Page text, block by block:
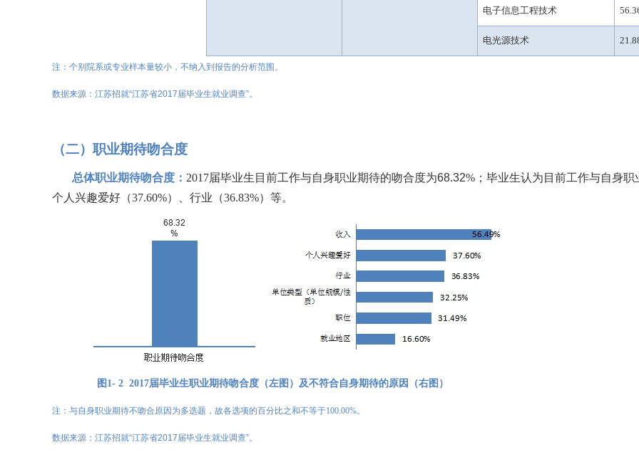
电子信息工程技术
电光源技术
注：个别 院系或专业样本量较小，不纳入到报告的分析范围。
数据来源：江苏招就“江苏省2017届毕业生就业调查”。
（二）职业期待吻合度
总体职业期待吻合度： 2017届毕业生目前工作与自身职业期待的吻合度为68.32%； 毕业生认为 目前工作与自身职
个人兴趣爱好（37.60%）、行业（36.83%）等。
图 1- 22017届毕业生职业期待吻合度（左图）及不符合自身期待的原因 （右图）
注 ： 与自身职业期待不吻合原因为多选题 ， 故各选项的百分比之和不等于100.00%。
数据来源：江苏招就“江苏省2017届毕业生就业调查”。